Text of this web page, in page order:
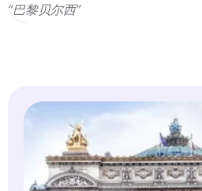
“巴黎贝尔西”